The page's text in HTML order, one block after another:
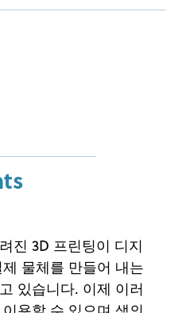
진 3D 프린팅이 디지
물체를 만들어 내는
있습니다. 이제 이러